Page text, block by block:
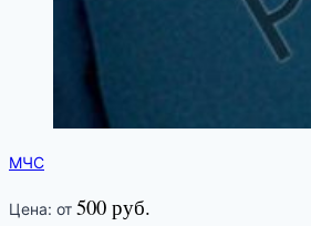
МЧС
Цена: от 500 руб.